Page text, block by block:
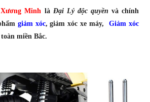
Minh là Đại Lý độc quyền và chính
giảm xóc, giảm xóc xe máy, Giảm xóc
miền Bắc.